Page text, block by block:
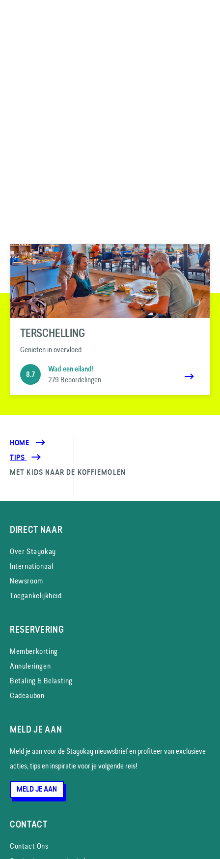
TERSCHELLING
Genieten in overvloed
8.7
Wad een eiland!
279 Beoordelingen
HOME
TIPS
MET KIDS NAAR DE KOFFIEMOLEN
DIRECT NAAR
Over Stayokay
Internationaal
Newsroom
Toegankelijkheid
RESERVERING
Memberkorting
Annuleringen
Betaling & Belasting
Cadeaubon
MELD JE AAN
Meld je aan voor de Stayokay nieuws­brief en profiteer van exclusieve
acties, tips en inspiratie voor je volgende reis!
MELD JE AAN
CONTACT
Contact Ons